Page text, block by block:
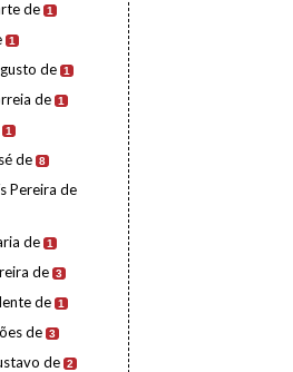
de 1
1
de 1
de 1
1
de 8
Pereira de
de 1
de 3
de 1
de 3
de 2